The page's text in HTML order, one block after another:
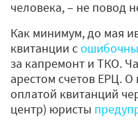
человека, – не повод
Как минимум, до мая
квитанции с
за капремонт и ТКО.
арестом счетов ЕРЦ.
оплатой квитанций
центр) юристы